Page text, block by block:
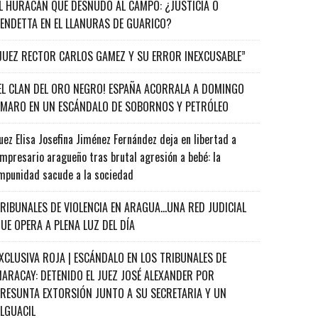
HURACÁN QUE DESNUDÓ AL CAMPO: ¿JUSTICIA O
EN EL LLANURAS DE GUARICO?
RECTOR CARLOS GAMEZ Y SU ERROR INEXCUSABLE”
CLAN DEL ORO NEGRO! ESPAÑA ACORRALA A DOMINGO
EN UN ESCÁNDALO DE SOBORNOS Y PETRÓLEO
Elisa Josefina Jiménez Fernández deja en libertad a
aragueño tras brutal agresión a bebé: la
sacude a la sociedad
DE VIOLENCIA EN ARAGUA…UNA RED JUDICIAL
OPERA A PLENA LUZ DEL DÍA
ROJA | ESCÁNDALO EN LOS TRIBUNALES DE
DETENIDO EL JUEZ JOSÉ ALEXANDER POR
EXTORSIÓN JUNTO A SU SECRETARIA Y UN